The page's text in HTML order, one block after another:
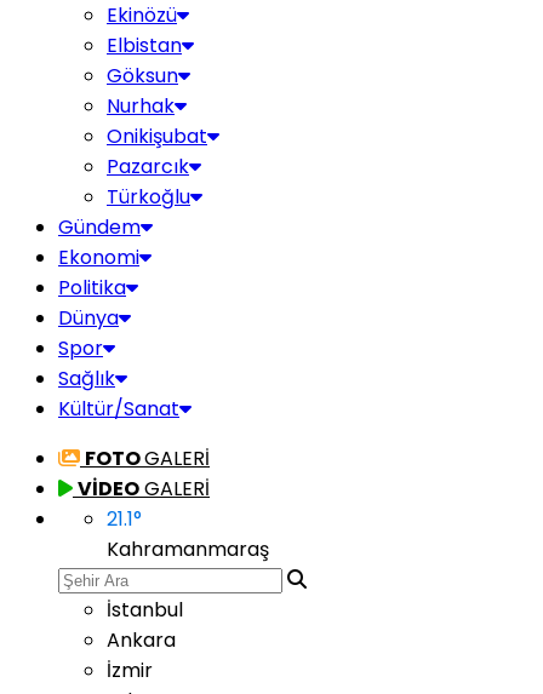
Ekinözü
Elbistan
Göksun
Nurhak
Onikişubat
Pazarcık
Türkoğlu
Gündem
Ekonomi
Politika
Dünya
Spor
Sağlık
Kültür/Sanat
FOTOGALERİ
VİDEOGALERİ
21.1°
Kahramanmaraş
İstanbul
Ankara
İzmir